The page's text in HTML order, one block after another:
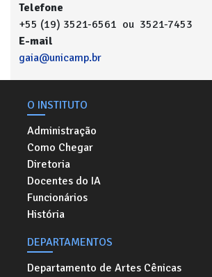
Telefone
+55 (19) 3521-6561 ou 3521-7453
E-mail
gaia@unicamp.br
O INSTITUTO
Administração
Como Chegar
Diretoria
Docentes do IA
Funcionários
História
DEPARTAMENTOS
Departamento de Artes Cênicas